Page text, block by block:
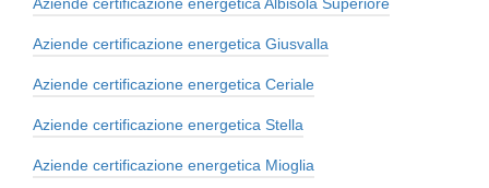
Aziende certificazione energetica Giusvalla
Aziende certificazione energetica Ceriale
Aziende certificazione energetica Stella
Aziende certificazione energetica Mioglia